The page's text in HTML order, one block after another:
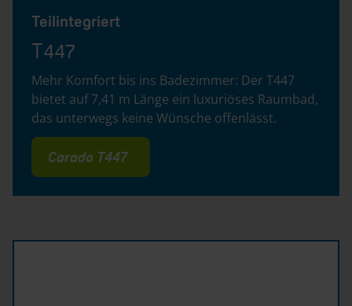
Teilintegriert
T447
Mehr Komfort bis ins Badezimmer: Der T447
bietet auf 7,41 m Länge ein luxuriöses Raumbad,
das unterwegs keine Wünsche offenlässt.
Carado T447